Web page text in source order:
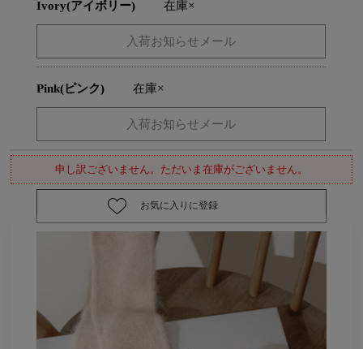
Ivory(アイボリー) 在庫×
Pink(ピンク) 在庫×
申し訳ございません。ただいま在庫がございません。
お気に入りに登録